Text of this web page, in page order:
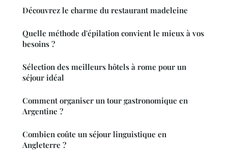
Découvrez le charme du restaurant madeleine
Quelle méthode d'épilation convient le mieux à vos
besoins ?
Sélection des meilleurs hôtels à rome pour un
séjour idéal
Comment organiser un tour gastronomique en
Argentine ?
Combien coûte un séjour linguistique en
Angleterre ?